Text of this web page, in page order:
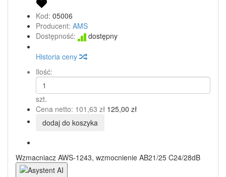
Kod: 05006
Producent: AMS
Dostępność:
dostępny
Historia ceny
Ilość:
szt.
Cena netto: 101,63 zł 125,00 zł
dodaj do koszyka
Wzmacniacz AWS-1243, wzmocnienie AB21/25 C24/28dB